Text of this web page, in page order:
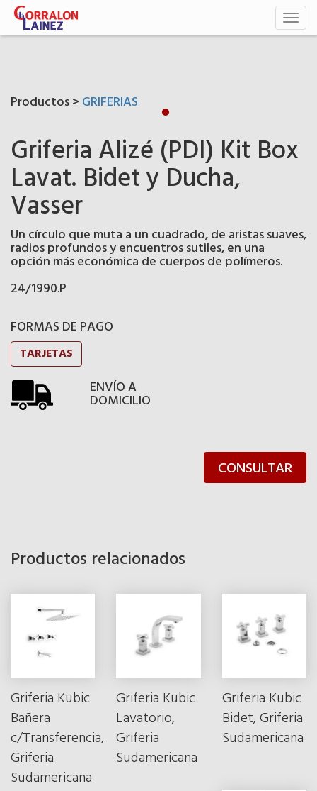
Productos > GRIFERIAS
Griferia Alizé (PDI) Kit Box
Lavat. Bidet y Ducha,
Vasser
Un círculo que muta a un cuadrado, de aristas suaves,
radios profundos y encuentros sutiles, en una
opción más económica de cuerpos de polímeros.
24/1990.P
FORMAS DE PAGO
TARJETAS
ENVÍO A
DOMICILIO
CONSULTAR
Productos relacionados
Griferia Kubic
Bañera
c/Transferencia,
Griferia
Sudamericana
Griferia Kubic
Lavatorio,
Griferia
Sudamericana
Griferia Kubic
Bidet, Griferia
Sudamericana